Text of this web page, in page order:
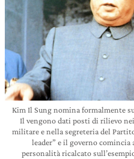
Kim Il Sung nomina formalmente
Il vengono dati posti di rilievo
militare e nella segreteria del
leader” e il governo
personalità ricalcato